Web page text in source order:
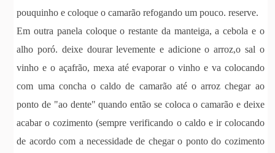
pouquinho e coloque o camarão refogando um pouco. reserve.
Em outra panela coloque o restante da manteiga, a cebola e o
alho poró. deixe dourar levemente e adicione o arroz,o sal o
vinho e o açafrão, mexa até evaporar o vinho e va colocando
com uma concha o caldo de camarão até o arroz chegar ao
ponto de "ao dente" quando então se coloca o camarão e deixe
acabar o cozimento (sempre verificando o caldo e ir colocando
de acordo com a necessidade de chegar o ponto do cozimento